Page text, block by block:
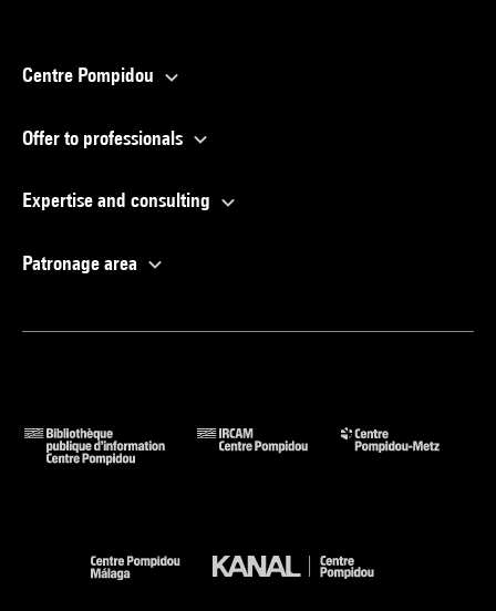
Centre Pompidou
Offer to professionals
Expertise and consulting
Patronage area